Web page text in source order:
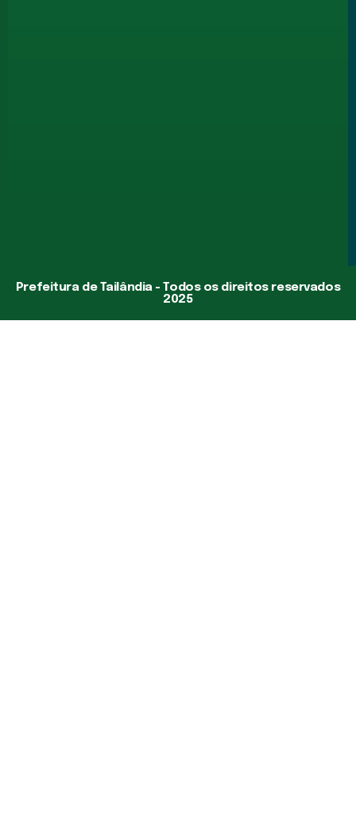
Prefeitura de Tailândia - Todos os direitos reservados
2025